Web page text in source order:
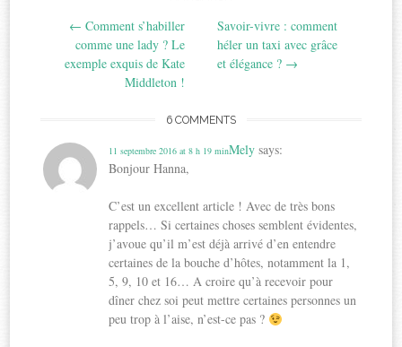
navigation
← Comment s’habiller
comme une lady ? Le
exemple exquis de Kate
Middleton !
Savoir-vivre : comment
héler un taxi avec grâce
et élégance ? →
6 COMMENTS
Mely says:
11 septembre 2016 at 8 h 19 min
Bonjour Hanna,
C’est un excellent article ! Avec de très bons
rappels… Si certaines choses semblent évidentes,
j’avoue qu’il m’est déjà arrivé d’en entendre
certaines de la bouche d’hôtes, notamment la 1,
5, 9, 10 et 16… A croire qu’à recevoir pour
dîner chez soi peut mettre certaines personnes un
peu trop à l’aise, n’est-ce pas ?